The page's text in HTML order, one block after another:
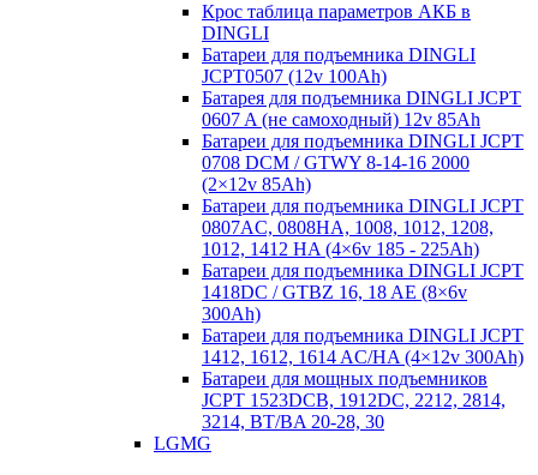
Крос таблица параметров АКБ в
DINGLI
Батареи для подъемника DINGLI
JCPT0507 (12v 100Ah)
Батарея для подъемника DINGLI JCPT
0607 A (не самоходный) 12v 85Ah
Батареи для подъемника DINGLI JCPT
0708 DCM / GTWY 8-14-16 2000
(2×12v 85Ah)
Батареи для подъемника DINGLI JCPT
0807AC, 0808HA, 1008, 1012, 1208,
1012, 1412 HA (4×6v 185 - 225Ah)
Батареи для подъемника DINGLI JCPT
1418DC / GTBZ 16, 18 AE (8×6v
300Ah)
Батареи для подъемника DINGLI JCPT
1412, 1612, 1614 AC/HA (4×12v 300Ah)
Батареи для мощных подъемников
JCPT 1523DCB, 1912DC, 2212, 2814,
3214, BT/BA 20-28, 30
LGMG